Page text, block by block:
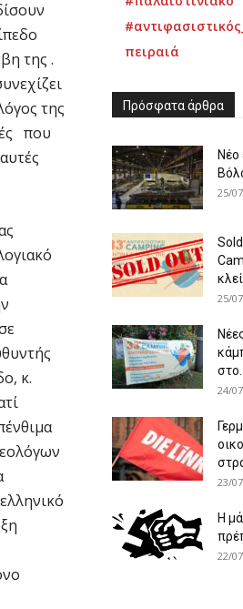
της .
της
που
κ.
πειραιά
Πρόσφατα άρθρα
Νέο
25/
25/
στο...
24/
23/
Η
22/